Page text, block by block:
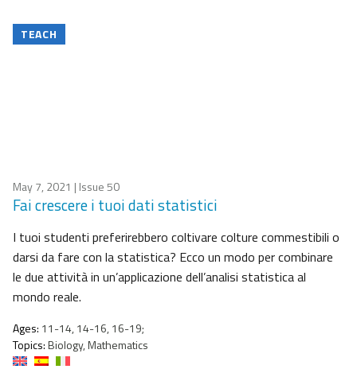
TEACH
May 7, 2021 | Issue 50
Fai crescere i tuoi dati statistici
I tuoi studenti preferirebbero coltivare colture commestibili o
darsi da fare con la statistica? Ecco un modo per combinare
le due attività in un’applicazione dell’analisi statistica al
mondo reale.
Ages: 11-14, 14-16, 16-19;
Topics:Biology, Mathematics